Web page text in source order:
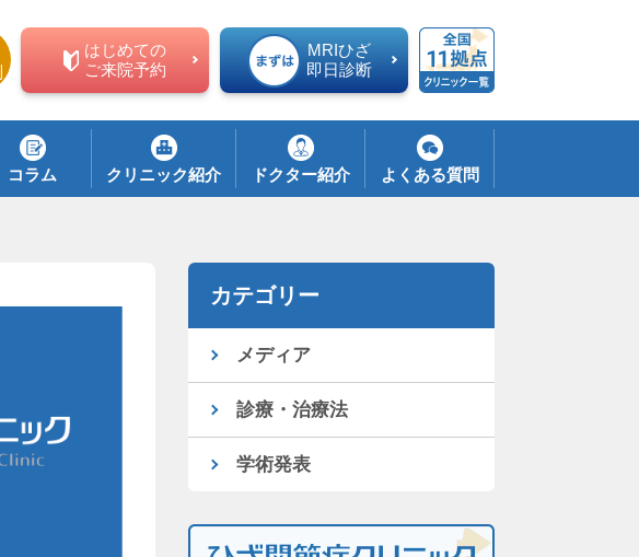
はじめての
ご来院予約
MRIひざ
即日診断
コラム クリニック紹介 ドクター紹介 よくある質問
カテゴリー
メディア
診療・治療法
学術発表